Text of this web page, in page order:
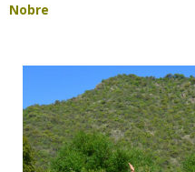
Nobre